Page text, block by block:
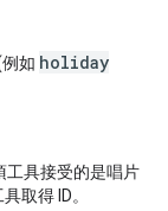
如 holiday
工具接受的是唱片
取得 ID。